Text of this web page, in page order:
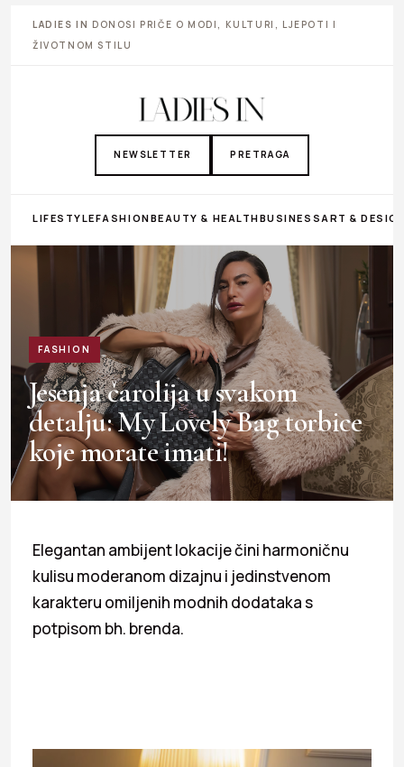
LADIES IN DONOSI PRIČE O MODI, KULTURI, LJEPOTI I
ŽIVOTNOM STILU
NEWSLETTER PRETRAGA
LIFESTYLEFASHIONBEAUTY & HEALTHBUSINESS ART &
FASHION
Jesenja čarolija u svakom
detalju: My Lovely Bag torbice
koje morate imati!
Elegantan ambijent lokacije čini harmoničnu
kulisu moderanom dizajnu i jedinstvenom
karakteru omiljenih modnih dodataka s
potpisom bh. brenda.